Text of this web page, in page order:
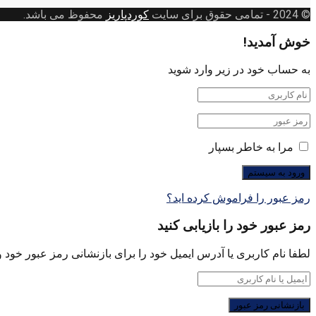
© 2024
- تمامی حقوق برای سایت کوردپاریز محفوظ می باشد.
خوش آمدید!
به حساب خود در زیر وارد شوید
مرا به خاطر بسپار
رمز عبور را فراموش کرده اید؟
رمز عبور خود را بازیابی کنید
لطفا نام کاربری یا آدرس ایمیل خود را برای بازنشانی رمز عبور خود